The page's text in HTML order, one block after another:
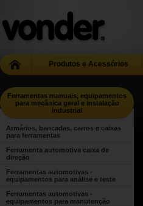
Produtos e Acessórios
Ferramentas manuais, equipamentos
para mecânica geral e instalação
industrial
Armários, bancadas, carros e caixas
para ferramentas
Ferramenta automotiva caixa de
direção
Ferramentas automotivas -
equipamentos para análise e teste
Ferramentas automotivas -
equipamentos para manutenção